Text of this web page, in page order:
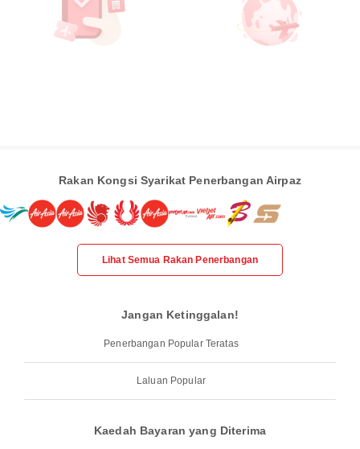
Rakan Kongsi Syarikat Penerbangan Airpaz
Lihat Semua Rakan Penerbangan
Jangan Ketinggalan!
Penerbangan Popular Teratas
Laluan Popular
Kaedah Bayaran yang Diterima